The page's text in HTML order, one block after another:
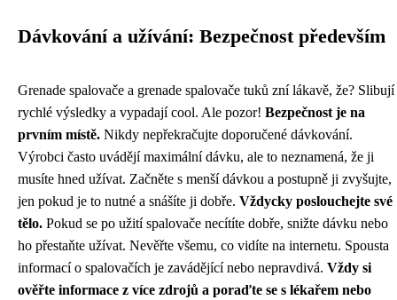
Dávkování a užívání: Bezpečnost především
Grenade spalovače a grenade spalovače tuků zní lákavě, že? Slibují
rychlé výsledky a vypadají cool. Ale pozor! Bezpečnost je na
prvním místě. Nikdy nepřekračujte doporučené dávkování.
Výrobci často uvádějí maximální dávku, ale to neznamená, že ji
musíte hned užívat. Začněte s menší dávkou a postupně ji zvyšujte,
jen pokud je to nutné a snášíte ji dobře. Vždycky poslouchejte své
tělo. Pokud se po užití spalovače necítíte dobře, snižte dávku nebo
ho přestaňte užívat. Nevěřte všemu, co vidíte na internetu. Spousta
informací o spalovačích je zavádějící nebo nepravdivá. Vždy si
ověřte informace z více zdrojů a poraďte se s lékařem nebo